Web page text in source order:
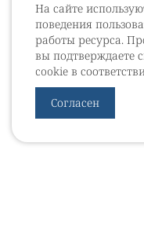
На сайте
поведения
работы ресурса.
вы подтверждаете
cookie в
Согласен